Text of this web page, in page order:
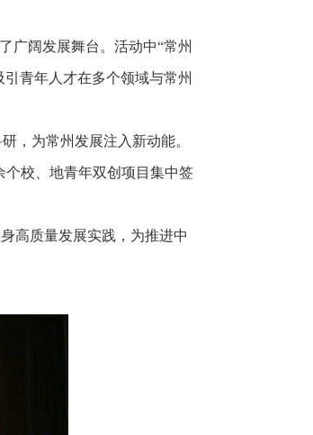
广阔发展舞台。活动中“常州
青年人才在多个领域与常州
，为常州发展注入新动能。
个校、地青年双创项目集中签
高质量发展实践，为推进中